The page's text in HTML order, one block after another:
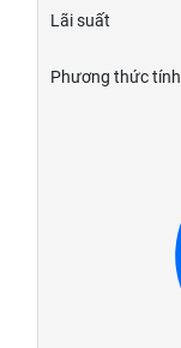
Lãi suất
Phương thức tính